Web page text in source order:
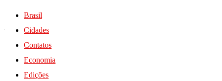
Brasil
Cidades
Contatos
Economia
Edições